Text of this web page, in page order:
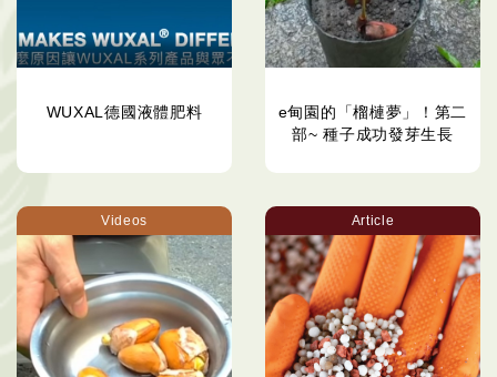
WUXAL德國液體肥料
e甸園的「榴槤夢」！第二
部~ 種子成功發芽生長
Videos Article